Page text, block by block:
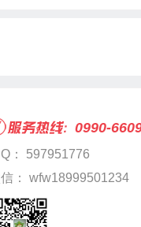
0990-
： 597951776
： wfw18999501234